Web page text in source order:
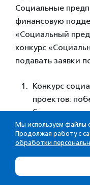
Социальные
финансовую
«Социальный
конкурс
подавать заявки
Конкурс
проектов:
млн рублей
Мы используем файлы
Продолжая работу с
обработки